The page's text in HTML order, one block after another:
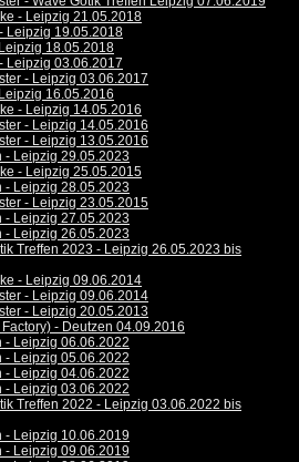
- Leipzig 21.05.2018
Leipzig 19.05.2018
18.05.2018
Leipzig 03.06.2017
- Leipzig 03.06.2017
16.05.2016
- Leipzig 14.05.2016
- Leipzig 14.05.2016
- Leipzig 13.05.2016
- Leipzig 29.05.2023
- Leipzig 25.05.2015
- Leipzig 28.05.2023
- Leipzig 23.05.2015
- Leipzig 27.05.2023
- Leipzig 26.05.2023
Treffen 2023 - Leipzig 26.05.2023 bis
- Leipzig 09.06.2014
- Leipzig 09.06.2014
- Leipzig 20.05.2013
- Deutzen 04.09.2016
- Leipzig 06.06.2022
- Leipzig 05.06.2022
- Leipzig 04.06.2022
- Leipzig 03.06.2022
Treffen 2022 - Leipzig 03.06.2022 bis
- Leipzig 10.06.2019
- Leipzig 09.06.2019